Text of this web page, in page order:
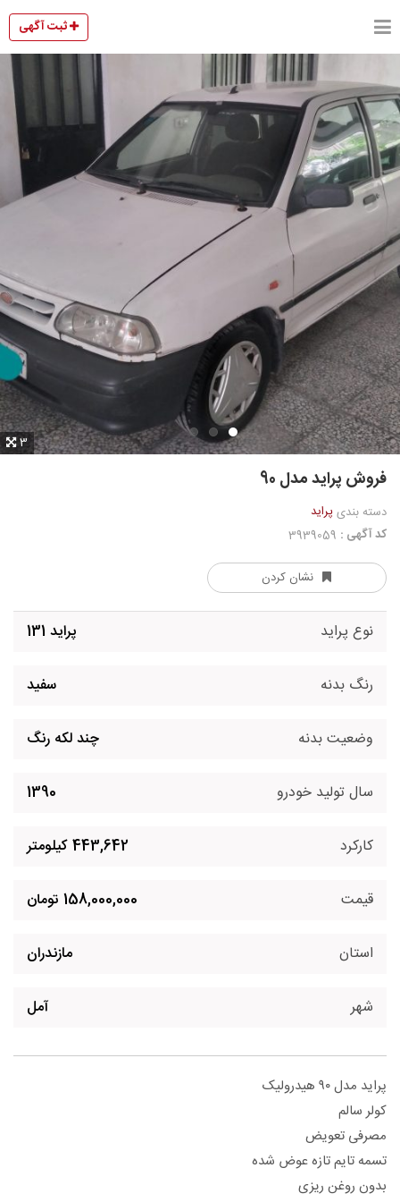
ثبت آگهی
3
فروش پراید مدل 90
دسته بندیپراید
کد آگهی :
نشان کردن
نوع پراید پراید 131
رنگ بدنه سفید
وضعیت بدنه چند لکه رنگ
سال تولید خودرو 1390
کارکرد 443,642 کیلومتر
قیمت 158,000,000 تومان
استان مازندران
شهر آمل
پراید مدل ۹۰ هیدرولیک
کولر سالم
مصرفی تعویض
تسمه تایم تازه عوض شده
بدون روغن ریزی